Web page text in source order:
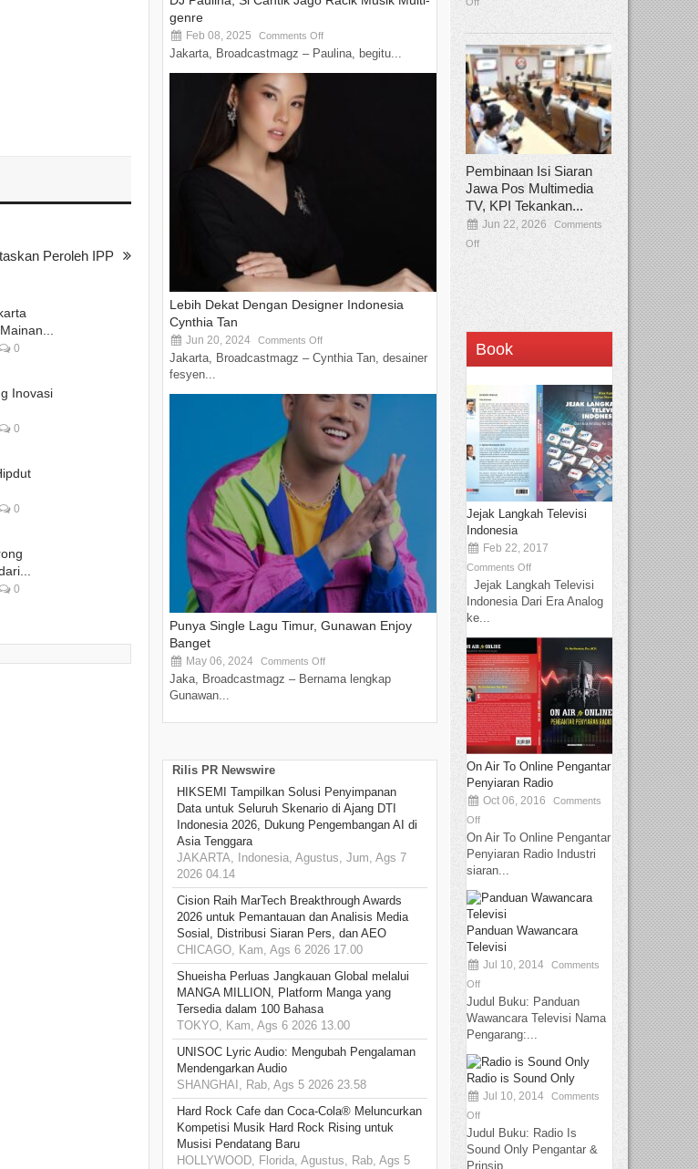
Peroleh IPP
0
Inovasi
0
0
0
genre
Feb 08, 2025 Comments Off
Jakarta, Broadcastmagz – Paulina, begitu...
Lebih Dekat Dengan Designer Indonesia
Cynthia Tan
Jun 20, 2024 Comments Off
Jakarta, Broadcastmagz – Cynthia Tan, desainer
fesyen...
Punya Single Lagu Timur, Gunawan Enjoy
Banget
May 06, 2024 Comments Off
Jaka, Broadcastmagz – Bernama lengkap
Gunawan...
Rilis PR Newswire
HIKSEMI Tampilkan Solusi Penyimpanan
Data untuk Seluruh Skenario di Ajang DTI
Indonesia 2026, Dukung Pengembangan AI di
Asia Tenggara
JAKARTA, Indonesia, Agustus, Jum, Ags 7
2026 04.14
Cision Raih MarTech Breakthrough Awards
2026 untuk Pemantauan dan Analisis Media
Sosial, Distribusi Siaran Pers, dan AEO
CHICAGO, Kam, Ags 6 2026 17.00
Shueisha Perluas Jangkauan Global melalui
MANGA MILLION, Platform Manga yang
Tersedia dalam 100 Bahasa
TOKYO, Kam, Ags 6 2026 13.00
UNISOC Lyric Audio: Mengubah Pengalaman
Mendengarkan Audio
SHANGHAI, Rab, Ags 5 2026 23.58
Hard Rock Cafe dan Coca-Cola® Meluncurkan
Kompetisi Musik Hard Rock Rising untuk
Musisi Pendatang Baru
HOLLYWOOD, Florida, Agustus, Rab, Ags 5
Pembinaan Isi Siaran
Jawa Pos Multimedia
TV, KPI Tekankan...
Jun 22, 2026
Comments
Off
Book
Jejak Langkah Televisi
Indonesia
Feb 22, 2017
Comments Off
Jejak Langkah Televisi
Indonesia Dari Era Analog
ke...
On Air To Online Pengantar
Penyiaran Radio
Oct 06, 2016
Comments
Off
On Air To Online Pengantar
Penyiaran Radio Industri
siaran...
Panduan Wawancara
Televisi
Jul 10, 2014
Comments
Off
Judul Buku: Panduan
Wawancara Televisi Nama
Pengarang:...
Radio is Sound Only
Jul 10, 2014
Comments
Off
Judul Buku: Radio Is
Sound Only Pengantar &
Prinsip...